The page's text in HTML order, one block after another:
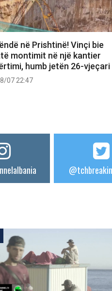
në Prishtinë! Vinçi bie
montimit në një kantier
humb jetën 26-vjeçari
07 22:47